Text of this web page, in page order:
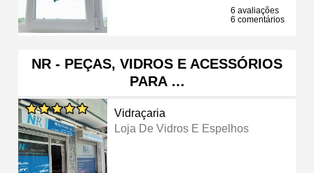
6 avaliações
6 comentários
NR - PEÇAS, VIDROS E ACESSÓRIOS
PARA …
Vidraçaria
Loja De Vidros E Espelhos